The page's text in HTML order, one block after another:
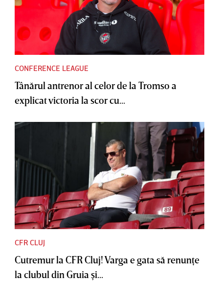
CONFERENCE LEAGUE
Tânărul antrenor al celor de la Tromso a
explicat victoria la scor cu...
CFR CLUJ
Cutremur la CFR Cluj! Varga e gata să renunţe
la clubul din Gruia şi...